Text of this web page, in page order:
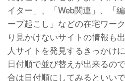
イター」、「Web関連」、「
ープ起こし」などの在宅ワー
り見かけないサイトの情報も
人サイトを発見するきっかけ
日付順で並び替えが出来るの
合は日付順にしてみるといい